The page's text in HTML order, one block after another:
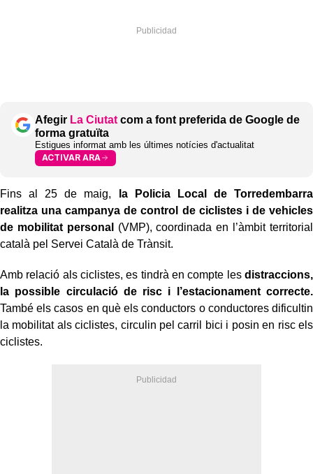
Afegir La Ciutat com a font preferida de Google de
forma gratuïta
Estigues informat amb les últimes notícies d'actualitat
ACTIVAR ARA
Fins al 25 de maig,
la Policia Local de Torredembarra
realitza una campanya de control de ciclistes i de vehicles
de mobilitat personal
(VMP), coordinada en l’àmbit territorial
català pel Servei Català de Trànsit.
Amb relació als ciclistes, es tindrà en compte les distraccions,
la possible circulació de risc i l’estacionament correcte.
També els casos en què els conductors o conductores dificultin
la mobilitat als ciclistes, circulin pel carril bici i posin en risc els
ciclistes.